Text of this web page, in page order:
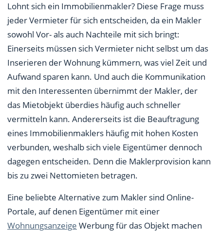
Lohnt sich ein Immobilienmakler? Diese Frage muss
jeder Vermieter für sich entscheiden, da ein Makler
sowohl Vor- als auch Nachteile mit sich bringt:
Einerseits müssen sich Vermieter nicht selbst um das
Inserieren der Wohnung kümmern, was viel Zeit und
Aufwand sparen kann. Und auch die Kommunikation
mit den Interessenten übernimmt der Makler, der
das Mietobjekt überdies häufig auch schneller
vermitteln kann. Andererseits ist die Beauftragung
eines Immobilienmaklers häufig mit hohen Kosten
verbunden, weshalb sich viele Eigentümer dennoch
dagegen entscheiden. Denn die Maklerprovision kann
bis zu zwei Nettomieten betragen.
Eine beliebte Alternative zum Makler sind Online-
Portale, auf denen Eigentümer mit einer
Wohnungsanzeige Werbung für das Objekt machen